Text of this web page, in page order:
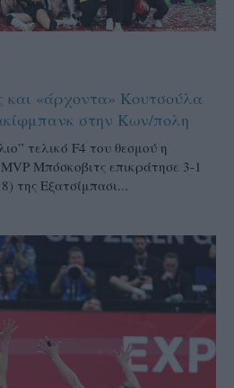
«άρχοντα» Κουτσούλα
στην Κων/πολη
τελικό F4 του θεσμού η
Μπόσκοβιτς επικράτησε 3-1
της Εξατσίμπασι...